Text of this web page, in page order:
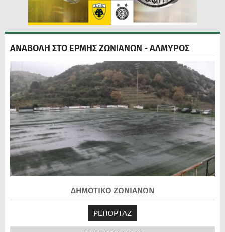
ΑΝΑΒΟΛΗ ΣΤΟ ΕΡΜΗΣ ΖΩΝΙΑΝΩΝ - ΑΛΜΥΡΟΣ
ΔΗΜΟΤΙΚΟ ΖΩΝΙΑΝΩΝ
ΡΕΠΟΡΤΑΖ